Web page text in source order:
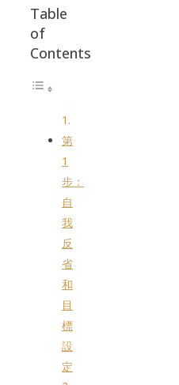
Table
of
Contents
第
1
步：
自
我
反
省
和
目
標
設
定